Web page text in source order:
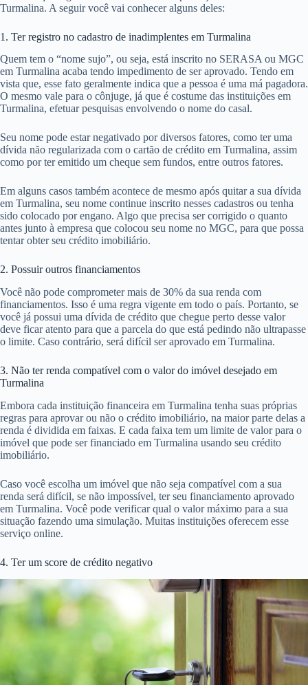
Turmalina. A seguir você vai conhecer alguns deles:
1. Ter registro no cadastro de inadimplentes em Turmalina
Quem tem o “nome sujo”, ou seja, está inscrito no SERASA ou MGC
em Turmalina acaba tendo impedimento de ser aprovado. Tendo em
vista que, esse fato geralmente indica que a pessoa é uma má pagadora.
O mesmo vale para o cônjuge, já que é costume das instituições em
Turmalina, efetuar pesquisas envolvendo o nome do casal.
Seu nome pode estar negativado por diversos fatores, como ter uma
dívida não regularizada com o cartão de crédito em Turmalina, assim
como por ter emitido um cheque sem fundos, entre outros fatores.
Em alguns casos também acontece de mesmo após quitar a sua dívida
em Turmalina, seu nome continue inscrito nesses cadastros ou tenha
sido colocado por engano. Algo que precisa ser corrigido o quanto
antes junto à empresa que colocou seu nome no MGC, para que possa
tentar obter seu crédito imobiliário.
2. Possuir outros financiamentos
Você não pode comprometer mais de 30% da sua renda com
financiamentos. Isso é uma regra vigente em todo o país. Portanto, se
você já possui uma dívida de crédito que chegue perto desse valor
deve ficar atento para que a parcela do que está pedindo não ultrapasse
o limite. Caso contrário, será difícil ser aprovado em Turmalina.
3. Não ter renda compatível com o valor do imóvel desejado em
Turmalina
Embora cada instituição financeira em Turmalina tenha suas próprias
regras para aprovar ou não o crédito imobiliário, na maior parte delas a
renda é dividida em faixas. E cada faixa tem um limite de valor para o
imóvel que pode ser financiado em Turmalina usando seu crédito
imobiliário.
Caso você escolha um imóvel que não seja compatível com a sua
renda será difícil, se não impossível, ter seu financiamento aprovado
em Turmalina. Você pode verificar qual o valor máximo para a sua
situação fazendo uma simulação. Muitas instituições oferecem esse
serviço online.
4. Ter um score de crédito negativo